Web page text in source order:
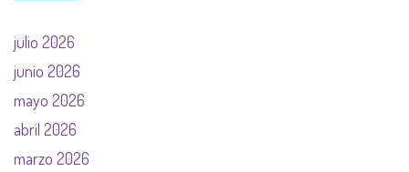
julio 2026
junio 2026
mayo 2026
abril 2026
marzo 2026